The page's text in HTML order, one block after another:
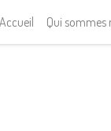
Accueil Qui sommes